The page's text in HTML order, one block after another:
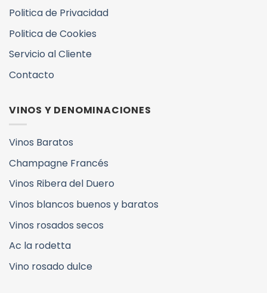
Politica de Privacidad
Politica de Cookies
Servicio al Cliente
Contacto
VINOS Y DENOMINACIONES
Vinos Baratos
Champagne Francés
Vinos Ribera del Duero
Vinos blancos buenos y baratos
Vinos rosados secos
Ac la rodetta
Vino rosado dulce